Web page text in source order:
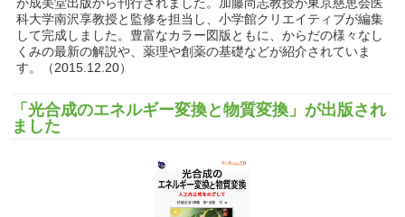
科大学南沢享教授と監修を担当し、小学館クリエイティブが編集
して完成しました。豊富なカラー図版ともに、からだの様々なし
くみの最新の解説や、薬理や創薬の基礎などが紹介されていま
す。（2015.12.20）
「光合成のエネルギー変換と物質変換」が出版され
ました